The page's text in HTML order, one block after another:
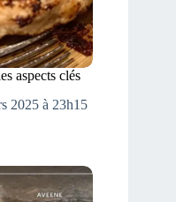
aspects clés
2025 à 23h15